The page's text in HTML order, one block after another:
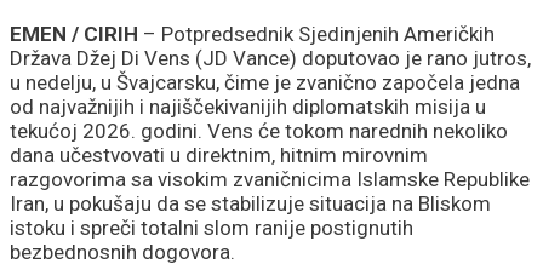
stručni štab Vojvodine!
EMEN / CIRIH – Potpredsednik Sjedinjenih Američkih
Država Džej Di Vens (JD Vance) doputovao je rano jutros,
u nedelju, u Švajcarsku, čime je zvanično započela jedna
od najvažnijih i najiščekivanijih diplomatskih misija u
tekućoj 2026. godini. Vens će tokom narednih nekoliko
dana učestvovati u direktnim, hitnim mirovnim
razgovorima sa visokim zvaničnicima Islamske Republike
Iran, u pokušaju da se stabilizuje situacija na Bliskom
istoku i spreči totalni slom ranije postignutih
bezbednosnih dogovora.